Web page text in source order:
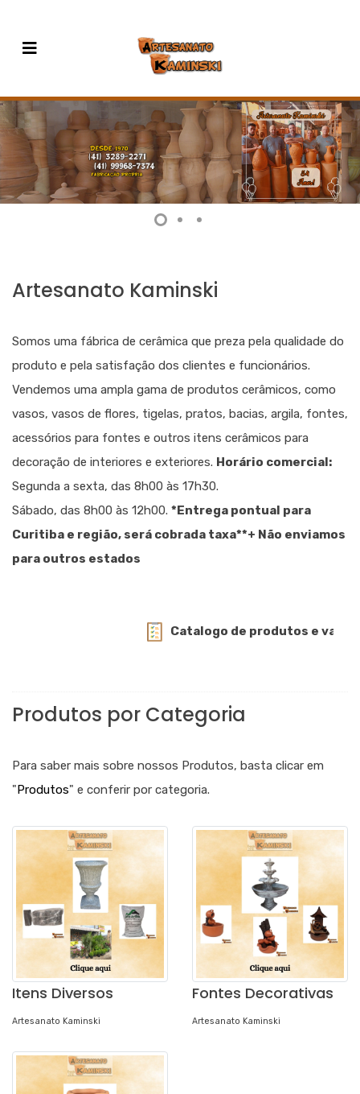
Artesanato Kaminski
Somos uma fábrica de cerâmica que preza pela qualidade do
produto e pela satisfação dos clientes e funcionários.
Vendemos uma ampla gama de produtos cerâmicos, como
vasos, vasos de flores, tigelas, pratos, bacias, argila, fontes,
acessórios para fontes e outros itens cerâmicos para
decoração de interiores e exteriores. Horário comercial:
Segunda a sexta, das 8h00 às 17h30.
Sábado, das 8h00 às 12h00. *Entrega pontual para
Curitiba e região, será cobrada taxa**+ Não enviamos
para outros estados
Catalogo de produtos e valores.
Produtos por Categoria
Para saber mais sobre nossos Produtos, basta clicar em
"Produtos" e conferir por categoria.
Itens Diversos
Artesanato Kaminski
Fontes Decorativas
Artesanato Kaminski